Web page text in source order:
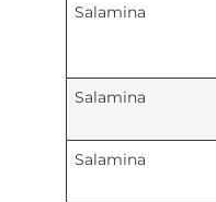
Salamina
Salamina
Salamina